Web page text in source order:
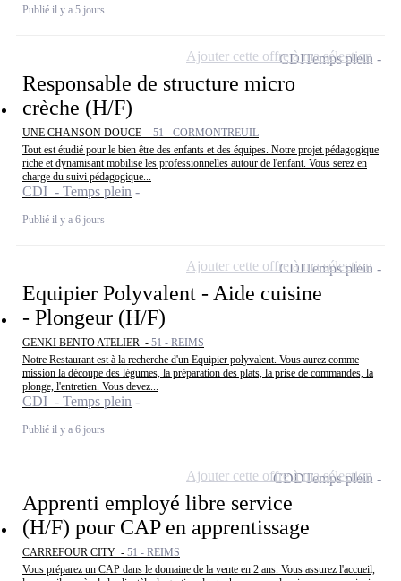
Publié il y a 5 jours
Responsable de structure micro
crèche (H/F)
UNE CHANSON DOUCE - 51 - CORMONTREUIL
Tout est étudié pour le bien être des enfants et des équipes. Notre projet pédagogique
riche et dynamisant mobilise les professionnelles autour de l'enfant. Vous serez en
charge du suivi pédagogique...
CDI - Temps plein
Publié il y a 6 jours
CDITemps plein
Ajouter cette offre à ma sélection
Equipier Polyvalent - Aide cuisine
- Plongeur (H/F)
GENKI BENTO ATELIER - 51 - REIMS
Notre Restaurant est à la recherche d'un Equipier polyvalent. Vous aurez comme
mission la découpe des légumes, la préparation des plats, la prise de commandes, la
plonge, l'entretien. Vous devez...
CDI - Temps plein
Publié il y a 6 jours
CDITemps plein
Ajouter cette offre à ma sélection
Apprenti employé libre service
(H/F) pour CAP en apprentissage
CARREFOUR CITY - 51 - REIMS
Vous préparez un CAP dans le domaine de la vente en 2 ans. Vous assurez l'accueil,
CDDTemps plein
Ajouter cette offre à ma sélection